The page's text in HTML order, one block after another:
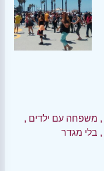
, משפחה עם ילדים ,
, בלי מגדר